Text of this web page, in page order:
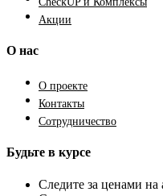
Акции
О нас
О проекте
Контакты
Сотрудничество
Будьте в курсе
Следите за ценами на